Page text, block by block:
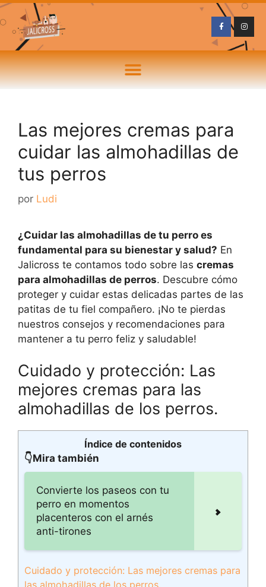
Las mejores cremas para
cuidar las almohadillas de
tus perros
por Ludi
¿Cuidar las almohadillas de tu perro es
fundamental para su bienestar y salud? En
Jalicross te contamos todo sobre las cremas
para almohadillas de perros. Descubre cómo
proteger y cuidar estas delicadas partes de las
patitas de tu fiel compañero. ¡No te pierdas
nuestros consejos y recomendaciones para
mantener a tu perro feliz y saludable!
Cuidado y protección: Las
mejores cremas para las
almohadillas de los perros.
Índice de contenidos
👇Mira también
Convierte los paseos con tu
perro en momentos
placenteros con el arnés
anti-tirones
Cuidado y protección: Las mejores cremas para
las almohadillas de los perros.